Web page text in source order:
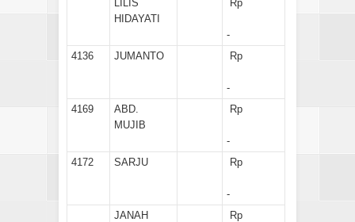
LILIS
HIDAYATI
Rp
-
4136
JUMANTO Rp
-
4169
ABD.
MUJIB
Rp
-
4172
SARJU Rp
-
JANAH
Rp